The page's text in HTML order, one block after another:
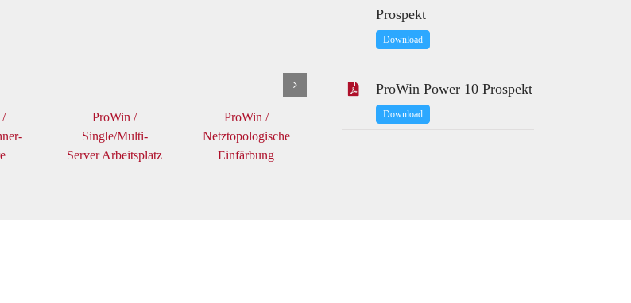
/
ProWin /
Single/Multi-
Server Arbeitsplatz
ProWin /
Netztopologische
Einfärbung
Prospekt
Download
ProWin Power 10 Prospekt
Download